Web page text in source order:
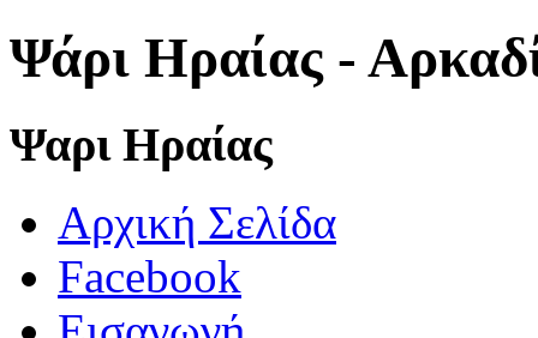
Ψάρι Ηραίας -
Ψαρι Ηραίας
Αρχική Σελίδα
Facebook